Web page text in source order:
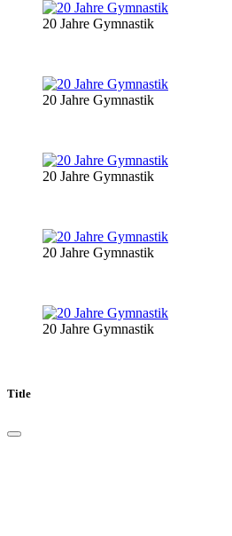
20 Jahre Gymnastik
20 Jahre Gymnastik
20 Jahre Gymnastik
20 Jahre Gymnastik
20 Jahre Gymnastik
Title